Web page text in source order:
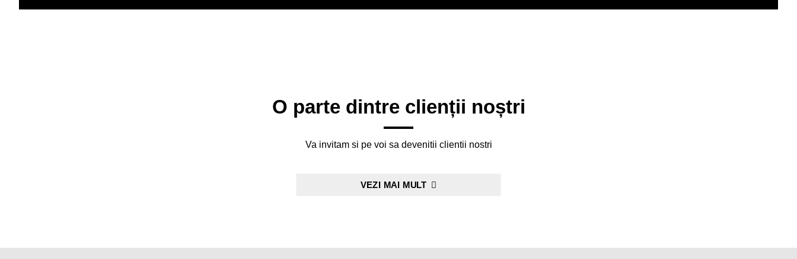
O parte dintre clienții noștri
Va invitam si pe voi sa devenitii clientii nostri
VEZI MAI MULT